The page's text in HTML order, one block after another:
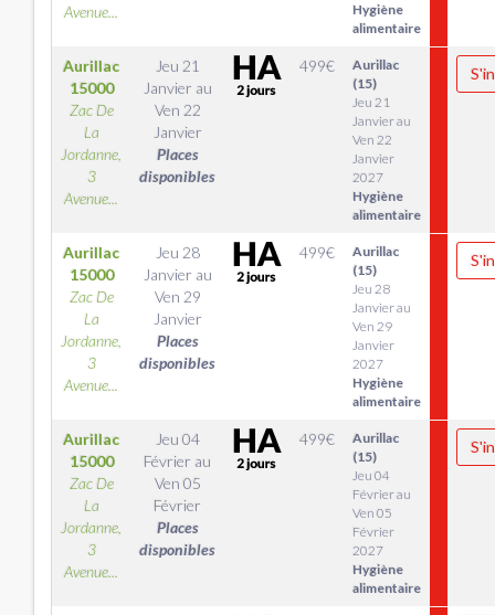
Avenue...
Hygiène
alimentaire
Aurillac
15000
Zac De
La
Jordanne,
3
Avenue...
Jeu 21
Janvier au
Ven 22
Janvier
Places
disponibles
499€
Aurillac
(15)
Jeu 21
Janvier au
Ven 22
Janvier
2027
Hygiène
alimentaire
Aurillac
15000
Zac De
La
Jordanne,
3
Avenue...
Jeu 28
Janvier au
Ven 29
Janvier
Places
disponibles
499€
Aurillac
(15)
Jeu 28
Janvier au
Ven 29
Janvier
2027
Hygiène
alimentaire
Aurillac
15000
Zac De
La
Jordanne,
3
Avenue...
Jeu 04
Février au
Ven 05
Février
Places
disponibles
499€
Aurillac
(15)
Jeu 04
Février au
Ven 05
Février
2027
Hygiène
alimentaire